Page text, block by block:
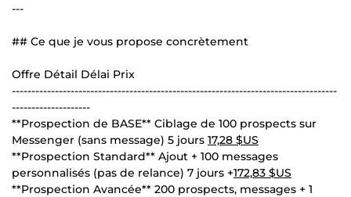
---
## Ce que je vous propose concrètement
Offre Détail Délai Prix
-----------------------------------------------------------------------------------
--------------------
**Prospection de BASE** Ciblage de 100 prospects sur
Messenger (sans message) 5 jours 17,28 $US
**Prospection Standard** Ajout + 100 messages
personnalisés (pas de relance) 7 jours +172,83 $US
**Prospection Avancée** 200 prospects, messages + 1